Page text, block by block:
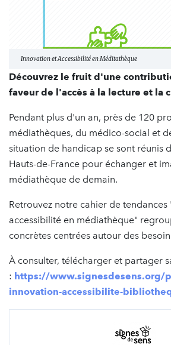
Innovation et Accessibilité en Méditathèque
Découvrez le fruit d'une
faveur de l'accès à la lecture et la
Pendant plus d'un an, près de 120
médiathèques, du médico-social et
situation de handicap se sont réunis
Hauts-de-France pour échanger et
médiathèque de demain.
Retrouvez notre cahier de
accessibilité en médiathèque"
concrètes centrées autour des
À consulter, télécharger et partager
: https://www.signesdesens.org/
innovation-accessibilite-